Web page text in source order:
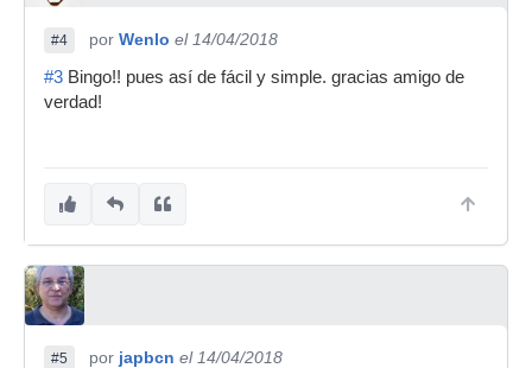
#4 por Wenlo el 14/04/2018
#3 Bingo!! pues así de fácil y simple. gracias amigo de
verdad!
#5 por japbcn el 14/04/2018